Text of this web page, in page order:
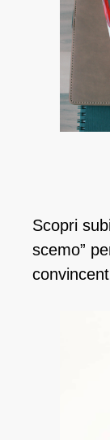
Scopri
scemo”